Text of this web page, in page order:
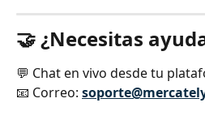
🤝 ¿Necesitas
💬 Chat en vivo desde tu
📧 Correo: